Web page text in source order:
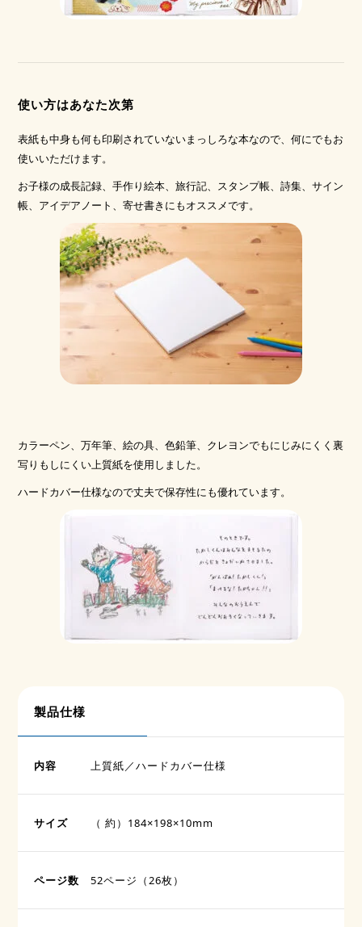
使い方はあなた次第
表紙も中身も何も印刷されていないまっしろな本なので、何にでもお
使いいただけます。
お子様の成長記録、手作り絵本、旅行記、スタンプ帳、詩集、サイン
帳、アイデアノート、寄せ書きにもオススメです。
カラーペン、万年筆、絵の具、色鉛筆、クレヨンでもにじみにくく裏
写りもしにくい上質紙を使用しました。
ハードカバー仕様なので丈夫で保存性にも優れています。
製品仕様
内容 上質紙／ハードカバー仕様
サイズ （ 約）184×198×10mm
ページ数 52ページ（26枚）